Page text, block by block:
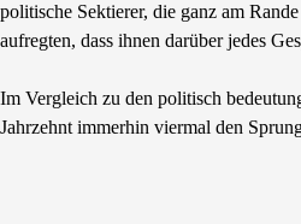
politische Sektierer, die ganz am
aufregten, dass ihnen darüber jedes
Im Vergleich zu den politisch
Jahrzehnt immerhin viermal den